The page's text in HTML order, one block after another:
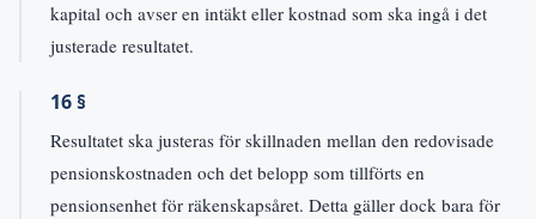
kapital och avser en intäkt eller kostnad som ska ingå i det
justerade resultatet.
16 §
Resultatet ska justeras för skillnaden mellan den redovisade
pensionskostnaden och det belopp som tillförts en
pensionsenhet för räkenskapsåret. Detta gäller dock bara för